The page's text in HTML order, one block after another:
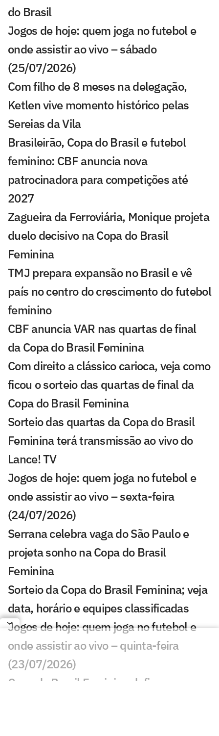
do Brasil
Jogos de hoje: quem joga no futebol e
onde assistir ao vivo – sábado
(25/07/2026)
Com filho de 8 meses na delegação,
Ketlen vive momento histórico pelas
Sereias da Vila
Brasileirão, Copa do Brasil e futebol
feminino: CBF anuncia nova
patrocinadora para competições até
2027
Zagueira da Ferroviária, Monique projeta
duelo decisivo na Copa do Brasil
Feminina
TMJ prepara expansão no Brasil e vê
país no centro do crescimento do futebol
feminino
CBF anuncia VAR nas quartas de final
da Copa do Brasil Feminina
Com direito a clássico carioca, veja como
ficou o sorteio das quartas de final da
Copa do Brasil Feminina
Sorteio das quartas da Copa do Brasil
Feminina terá transmissão ao vivo do
Lance! TV
Jogos de hoje: quem joga no futebol e
onde assistir ao vivo – sexta-feira
(24/07/2026)
Serrana celebra vaga do São Paulo e
projeta sonho na Copa do Brasil
Feminina
Sorteio da Copa do Brasil Feminina; veja
data, horário e equipes classificadas
Jogos de hoje: quem joga no futebol e
onde assistir ao vivo – quinta-feira
(23/07/2026)
Copa do Brasil Feminina define